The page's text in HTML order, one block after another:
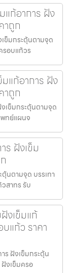
แก้อาการ ฝัง
าถูก
ข็มกระตุ้นตามจุด
รอบแก้วร
แก้อาการ ฝัง
าถูก
เข็มกระตุ้นตามจุด
พทย์แผนจ
ร ฝังเข็ม
นตามจุด บรรเทา
สาทร รับ
งเข็มแก้
แก้ว ราคา
ร ฝังเข็มกระตุ้น
ฝังเข็มครอ